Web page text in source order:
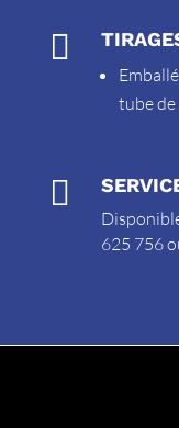

tube

625 756